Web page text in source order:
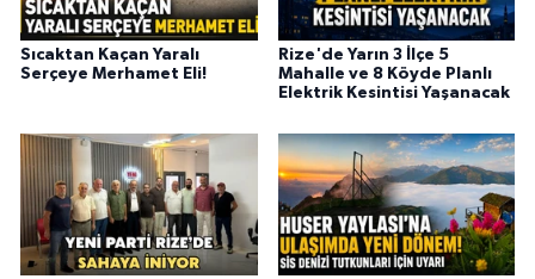
Sıcaktan Kaçan Yaralı
Serçeye Merhamet Eli!
Rize'de Yarın 3 İlçe 5
Mahalle ve 8 Köyde Planlı
Elektrik Kesintisi Yaşanacak